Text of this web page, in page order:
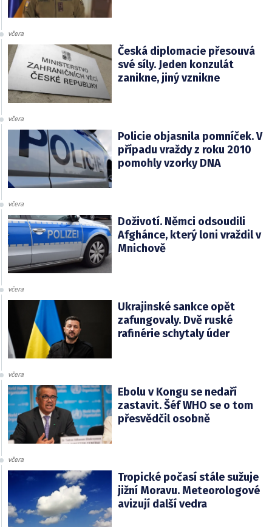
včera
Česká diplomacie přesouvá
své síly. Jeden konzulát
zanikne, jiný vznikne
včera
Policie objasnila pomníček. V
případu vraždy z roku 2010
pomohly vzorky DNA
včera
Doživotí. Němci odsoudili
Afghánce, který loni vraždil v
Mnichově
včera
Ukrajinské sankce opět
zafungovaly. Dvě ruské
rafinérie schytaly úder
včera
Ebolu v Kongu se nedaří
zastavit. Šéf WHO se o tom
přesvědčil osobně
včera
Tropické počasí stále sužuje
jižní Moravu. Meteorologové
avizují další vedra